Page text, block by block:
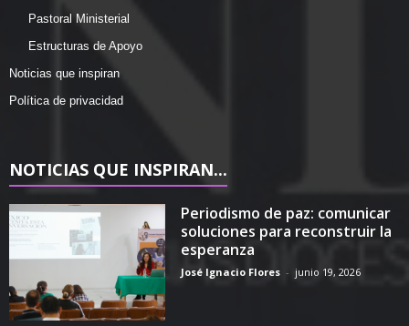
Pastoral Ministerial
Estructuras de Apoyo
Noticias que inspiran
Política de privacidad
NOTICIAS QUE INSPIRAN...
Periodismo de paz: comunicar
soluciones para reconstruir la
esperanza
José Ignacio Flores - junio 19, 2026